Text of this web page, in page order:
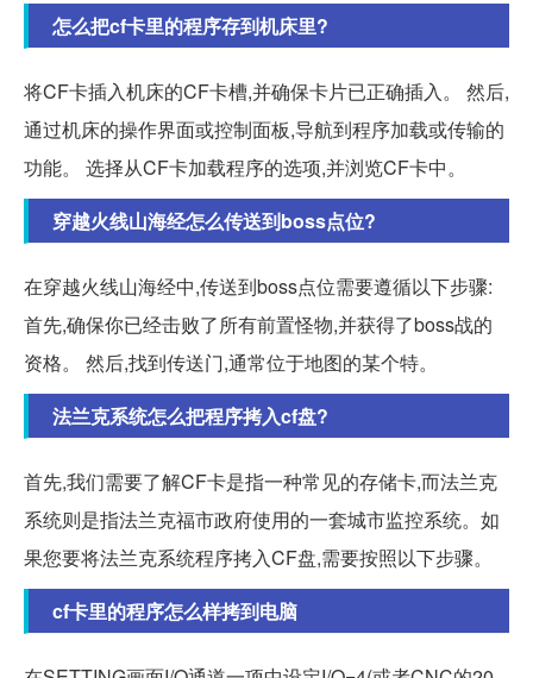
怎么把cf卡里的程序存到机床里?
将CF卡插入机床的CF卡槽,并确保卡片已正确插入。 然后,
通过机床的操作界面或控制面板,导航到程序加载或传输的
功能。 选择从CF卡加载程序的选项,并浏览CF卡中。
穿越火线山海经怎么传送到boss点位?
在穿越火线山海经中,传送到boss点位需要遵循以下步骤:
首先,确保你已经击败了所有前置怪物,并获得了boss战的
资格。 然后,找到传送门,通常位于地图的某个特。
法兰克系统怎么把程序拷入cf盘?
首先,我们需要了解CF卡是指一种常见的存储卡,而法兰克
系统则是指法兰克福市政府使用的一套城市监控系统。如
果您要将法兰克系统程序拷入CF盘,需要按照以下步骤。
cf卡里的程序怎么样拷到电脑